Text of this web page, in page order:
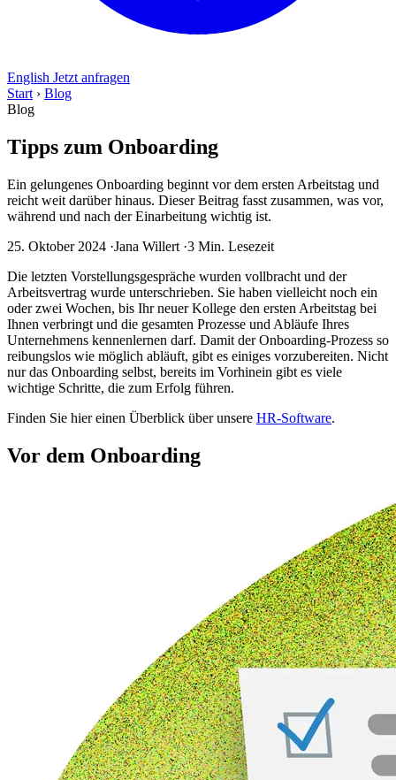
English Jetzt anfragen
Start › Blog
Blog
Tipps zum Onboarding
Ein gelungenes Onboarding beginnt vor dem ersten Arbeitstag und
reicht weit darüber hinaus. Dieser Beitrag fasst zusammen, was vor,
während und nach der Einarbeitung wichtig ist.
25. Oktober 2024 ·Jana Willert ·3 Min. Lesezeit
Die letzten Vorstellungsgespräche wurden vollbracht und der
Arbeitsvertrag wurde unterschrieben. Sie haben vielleicht noch ein
oder zwei Wochen, bis Ihr neuer Kollege den ersten Arbeitstag bei
Ihnen verbringt und die gesamten Prozesse und Abläufe Ihres
Unternehmens kennenlernen darf. Damit der Onboarding-Prozess so
reibungslos wie möglich abläuft, gibt es einiges vorzubereiten. Nicht
nur das Onboarding selbst, bereits im Vorhinein gibt es viele
wichtige Schritte, die zum Erfolg führen.
Finden Sie hier einen Überblick über unsere HR-Software.
Vor dem Onboarding